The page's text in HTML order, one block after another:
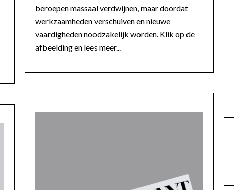
beroepen massaal verdwijnen, maar doordat
werkzaamheden verschuiven en nieuwe
vaardigheden noodzakelijk worden. Klik op de
afbeelding en lees meer...